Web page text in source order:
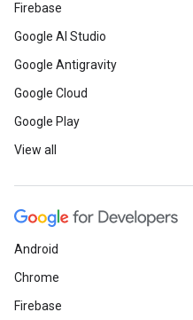
Firebase
Google AI Studio
Google Antigravity
Google Cloud
Google Play
View all
Android
Chrome
Firebase